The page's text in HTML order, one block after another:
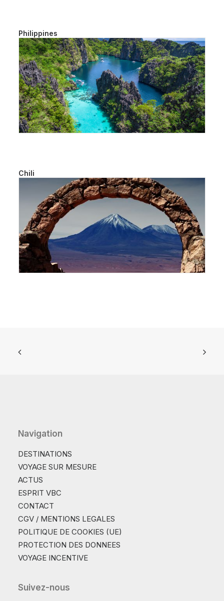
Philippines
Chili
Navigation
DESTINATIONS
VOYAGE SUR MESURE
ACTUS
ESPRIT VBC
CONTACT
CGV / MENTIONS LEGALES
POLITIQUE DE COOKIES (UE)
PROTECTION DES DONNEES
VOYAGE INCENTIVE
Suivez-nous